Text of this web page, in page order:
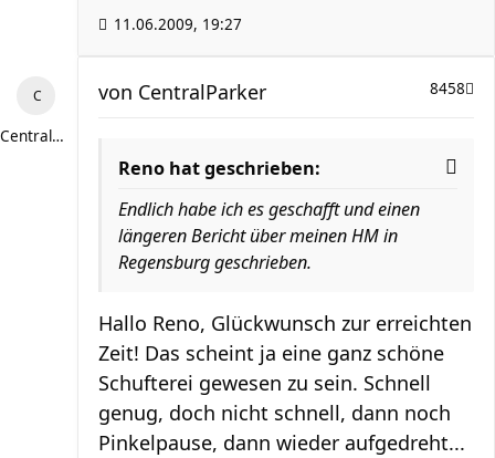
11.06.2009, 19:27
CentralParker
8458
von CentralParker
Reno hat geschrieben:
Endlich habe ich es geschafft und einen
längeren Bericht über meinen HM in
Regensburg geschrieben.
Hallo Reno, Glückwunsch zur erreichten
Zeit! Das scheint ja eine ganz schöne
Schufterei gewesen zu sein. Schnell
genug, doch nicht schnell, dann noch
Pinkelpause, dann wieder aufgedreht...